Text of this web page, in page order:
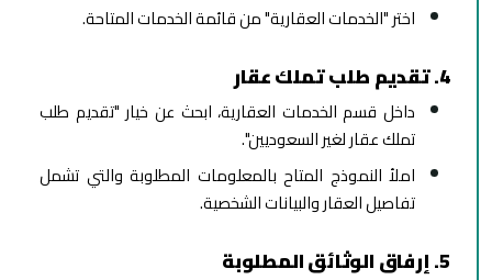
اختر "الخدمات العقارية" من قائمة الخدمات المتاحة.
4. تقديم طلب تملك عقار
داخل قسم الخدمات العقارية، ابحث عن خيار "تقديم طلب
تملك عقار لغير السعوديين".
املأ النموذج المتاح بالمعلومات المطلوبة والتي تشمل
تفاصيل العقار والبيانات الشخصية.
5. إرفاق الوثائق المطلوبة